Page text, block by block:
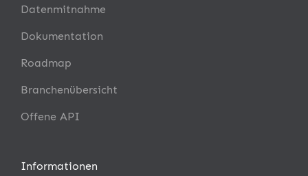
Datenmitnahme
Dokumentation
Roadmap
Branchenübersicht
Offene API
Informationen